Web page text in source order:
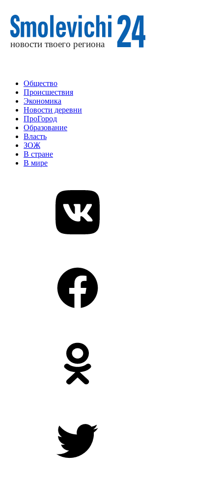
Общество
Происшествия
Экономика
Новости деревни
ПроГород
Образование
Власть
ЗОЖ
В стране
В мире